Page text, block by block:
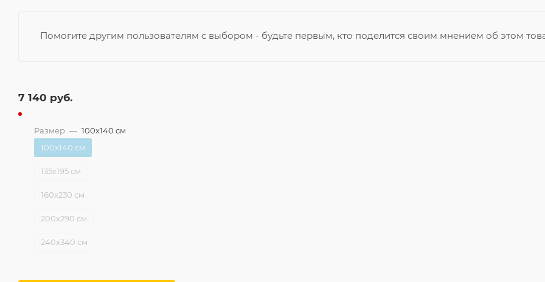
Помогите другим пользователям с выбором - будьте первым, кто поделится своим мнением об этом
7 140 руб.
Размер — 100x140 см
100x140 см
135x195 см
160x230 см
200x290 см
240x340 см